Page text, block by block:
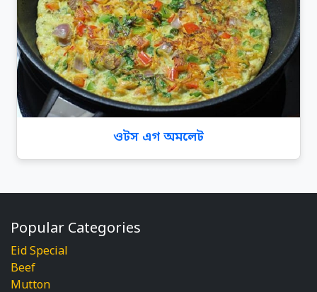
ওটস এগ অমলেট
Popular Categories
Eid Special
Beef
Mutton